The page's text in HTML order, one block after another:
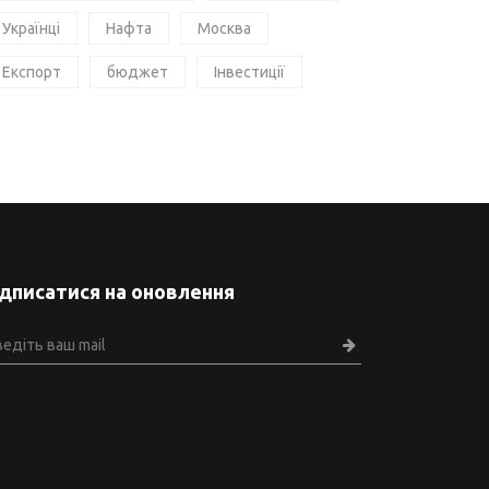
Українці Нафта Москва
Експорт бюджет Інвестиції
на оновлення